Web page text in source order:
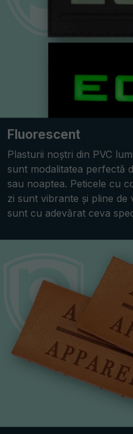
Fluorescent
Plasturii noștri din PVC
sunt modalitatea perfectă
sau noaptea. Peticele cu
zi sunt vibrante și pline de
sunt cu adevărat ceva